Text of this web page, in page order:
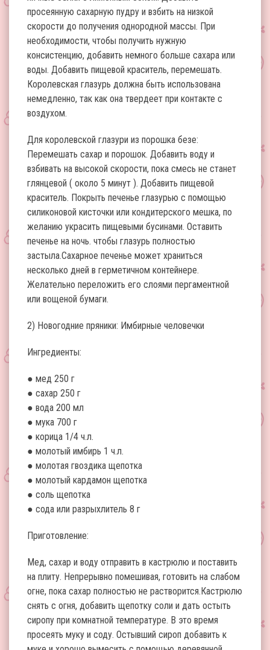
просеянную сахарную пудру и взбить на низкой
скорости до получения однородной массы. При
необходимости, чтобы получить нужную
консистенцию, добавить немного больше сахара или
воды. Добавить пищевой краситель, перемешать.
Королевская глазурь должна быть использована
немедленно, так как она твердеет при контакте с
воздухом.
Для королевской глазури из порошка безе:
Перемешать сахар и порошок. Добавить воду и
взбивать на высокой скорости, пока смесь не станет
глянцевой ( около 5 минут ). Добавить пищевой
краситель. Покрыть печенье глазурью с помощью
силиконовой кисточки или кондитерского мешка, по
желанию украсить пищевыми бусинами. Оставить
печенье на ночь. чтобы глазурь полностью
застыла.Сахарное печенье может храниться
несколько дней в герметичном контейнере.
Желательно переложить его слоями пергаментной
или вощеной бумаги.
2) Новогодние пряники: Имбирные человечки
Ингредиенты:
● мед 250 г
● сахар 250 г
● вода 200 мл
● мука 700 г
● корица 1/4 ч.л.
● молотый имбирь 1 ч.л.
● молотая гвоздика щепотка
● молотый кардамон щепотка
● соль щепотка
● сода или разрыхлитель 8 г
Приготовление:
Мед, сахар и воду отправить в кастрюлю и поставить
на плиту. Непрерывно помешивая, готовить на слабом
огне, пока сахар полностью не растворится.Кастрюлю
снять с огня, добавить щепотку соли и дать остыть
сиропу при комнатной температуре. В это время
просеять муку и соду. Остывший сироп добавить к